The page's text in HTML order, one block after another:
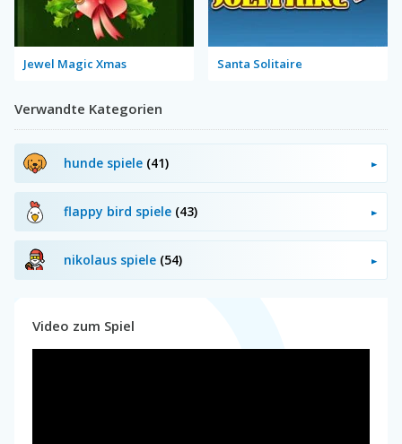
Jewel Magic Xmas Santa Solitaire
Verwandte Kategorien
hunde spiele (41)
flappy bird spiele (43)
nikolaus spiele (54)
Video zum Spiel